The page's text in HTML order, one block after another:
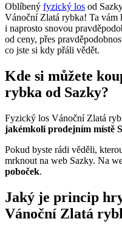
Oblíbený fyzický los od
Vánoční Zlatá rybka! Ta vám
i naprosto snovou
od ceny, přes
co jste si kdy přáli vědět.
Kde si můžete
rybka od Sazky?
Fyzický los Vánoční Zlatá
jakémkoli prodejním místě
Pokud byste rádi věděli,
mrknout na web Sazky. Na
poboček.
Jaký je princip
Vánoční Zlatá